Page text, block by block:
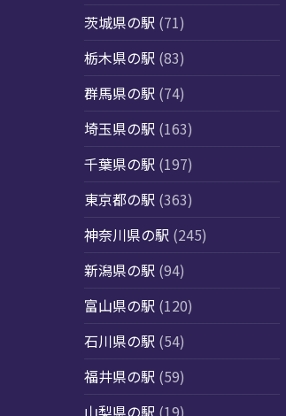
茨城県の駅 (71)
栃木県の駅 (83)
群馬県の駅 (74)
埼玉県の駅 (163)
千葉県の駅 (197)
東京都の駅 (363)
神奈川県の駅 (245)
新潟県の駅 (94)
富山県の駅 (120)
石川県の駅 (54)
福井県の駅 (59)